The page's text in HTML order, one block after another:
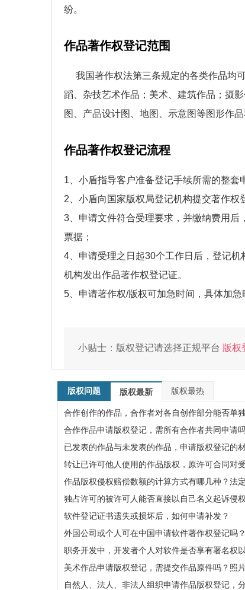
纷。
作品著作权登记范围
我国著作权法第三条规定的各类作品均
蹈、杂技艺术作品；美术、建筑作品；摄
图、产品设计图、地图、示意图等图形作品
作品著作权登记流程
1、小盾指导客户准备登记手续所需的整套
2、小盾向国家版权局登记机构提交著作权
3、申请文件符合受理要求，并缴纳费用
票据；
4、申请受理之日起30个工作日后，登记
机构发出作品著作权登记证。
5、申请著作权/版权可加急时间，具体加急
小贴士：版权登记请选择正规平台 版权
版权问题 版权最新 版权最热
合作创作的作品，合作者对各自创作部分能否单
合作作品申请版权登记，需所有合作者共同申请
已发表的作品与未发表的作品，申请版权登记的
转让已许可他人使用的作品版权，原许可合同对
作品版权侵权赔偿数额的计算方式有哪几种？法
独占许可的被许可人能否直接以自己名义起诉侵
软件登记证书遗失或损坏后，如何申请补发？
外国公司或个人可在中国申请软件著作权登记吗
职务开发中，开发者个人对软件是否享有署名权
美术作品申请版权登记，需提交作品原件吗？照
自然人、法人、非法人组织申请作品版权登记，